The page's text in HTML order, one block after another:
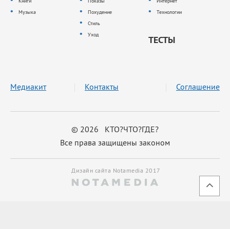
Музыка
Похудение
Стиль
Уход
Технологии
ТЕСТЫ
© 2026 КТО?ЧТО?ГДЕ?
Все права защищены законом
Медиакит Контакты Соглашение
Дизайн сайта Notamedia 2017